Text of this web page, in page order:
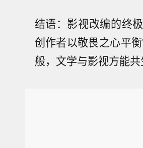
结语：影视改编的终
创作者以敬畏之心平
般，文学与影视方能共